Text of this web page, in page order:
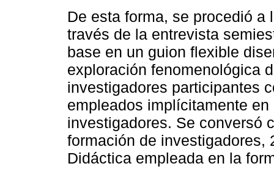
De esta forma, se procedió
través de la entrevista
base en un guion flexible
exploración fenomenológica
investigadores participantes
empleados implícitamente
investigadores. Se conversó
formación de investigadores,
Didáctica empleada en la